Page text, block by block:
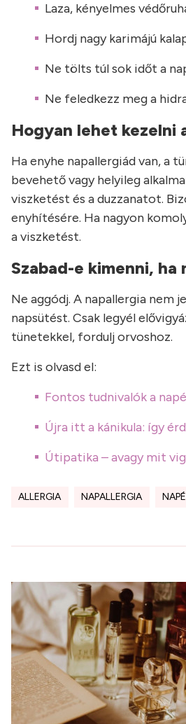
Laza, kényelmes
Hordj nagy karimájú
Ne tölts túl sok időt a
Ne feledkezz meg a
Hogyan lehet kezelni
Ha enyhe napallergiád van, a
bevehető vagy helyileg
viszketést és a duzzanatot.
enyhítésére. Ha nagyon
a viszketést.
Szabad-e kimenni, ha
Ne aggódj. A napallergia nem
napsütést. Csak legyél
tünetekkel, fordulj orvoshoz.
Ezt is olvasd el:
Fontos tudnivalók a
Újra itt a kánikula: így
Útipatika – avagy mit
ALLERGIA NAPALLERGIA